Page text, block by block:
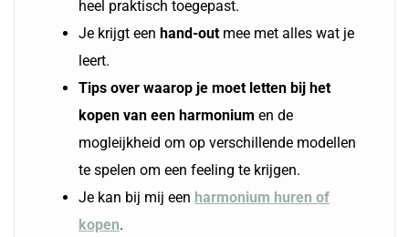
heel praktisch toegepast.
Je krijgt een hand-out mee met alles wat je
leert.
Tips over waarop je moet letten bij het
kopen van een harmonium en de
mogleijkheid om op verschillende modellen
te spelen om een feeling te krijgen.
Je kan bij mij een harmonium huren of
kopen.